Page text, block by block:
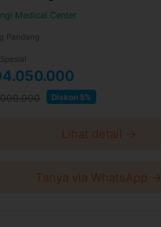
Medical Center
Pandang
Diskon 5%
Lihat detail →
Tanya via WhatsApp →